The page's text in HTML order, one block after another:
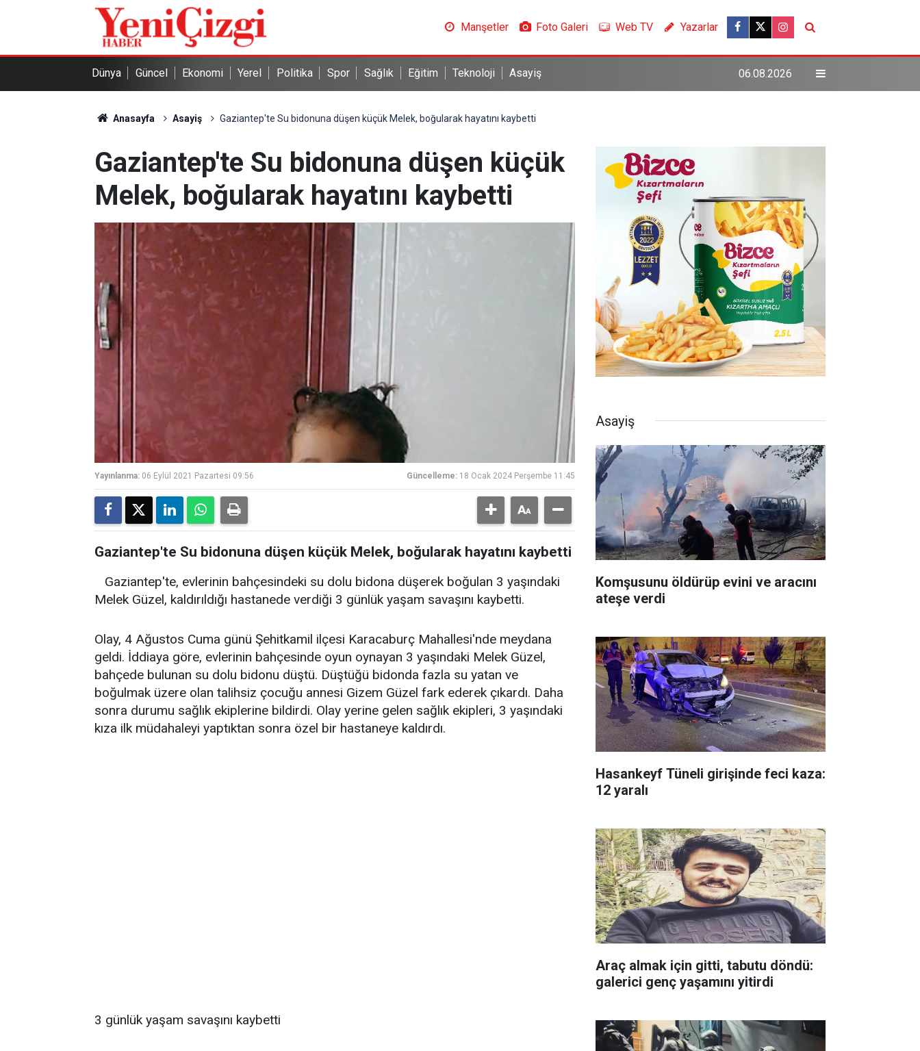
Manşetler Foto Galeri Web TV Yazarlar
Dünya Güncel Ekonomi Yerel Politika Spor Sağlık Eğitim Teknoloji Asayiş 06.08.2026
Anasayfa Asayiş Gaziantep'te Su bidonuna düşen küçük Melek, boğularak hayatını kaybetti
Gaziantep'te Su bidonuna düşen küçük
Melek, boğularak hayatını kaybetti
Yayınlanma: 06 Eylül 2021 Pazartesi 09:56 Güncelleme: 18 Ocak 2024 Perşembe 11:45
Gaziantep'te Su bidonuna düşen küçük Melek, boğularak hayatını kaybetti
Gaziantep'te, evlerinin bahçesindeki su dolu bidona düşerek boğulan 3 yaşındaki
Melek Güzel, kaldırıldığı hastanede verdiği 3 günlük yaşam savaşını kaybetti.
Olay, 4 Ağustos Cuma günü Şehitkamil ilçesi Karacaburç Mahallesi'nde meydana
geldi. İddiaya göre, evlerinin bahçesinde oyun oynayan 3 yaşındaki Melek Güzel,
bahçede bulunan su dolu bidonu düştü. Düştüğü bidonda fazla su yatan ve
boğulmak üzere olan talihsiz çocuğu annesi Gizem Güzel fark ederek çıkardı. Daha
sonra durumu sağlık ekiplerine bildirdi. Olay yerine gelen sağlık ekipleri, 3 yaşındaki
kıza ilk müdahaleyi yaptıktan sonra özel bir hastaneye kaldırdı.
3 günlük yaşam savaşını kaybetti
Asayiş
Komşusunu öldürüp evini ve aracını
ateşe verdi
Hasankeyf Tüneli girişinde feci kaza:
12 yaralı
Araç almak için gitti, tabutu döndü:
galerici genç yaşamını yitirdi